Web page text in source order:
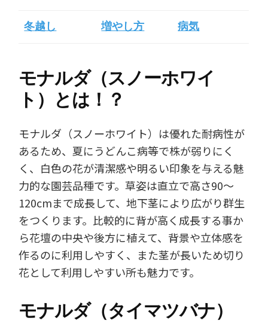
冬越し 増やし方 病気
モナルダ（スノーホワイ
ト）とは！？
モナルダ（スノーホワイト）は優れた耐病性が
あるため、夏にうどんこ病等で株が弱りにく
く、白色の花が清潔感や明るい印象を与える魅
力的な園芸品種です。草姿は直立で高さ90～
120cmまで成長して、地下茎により広がり群生
をつくります。比較的に背が高く成長する事か
ら花壇の中央や後方に植えて、背景や立体感を
作るのに利用しやすく、また茎が長いため切り
花として利用しやすい所も魅力です。
モナルダ（タイマツバナ）